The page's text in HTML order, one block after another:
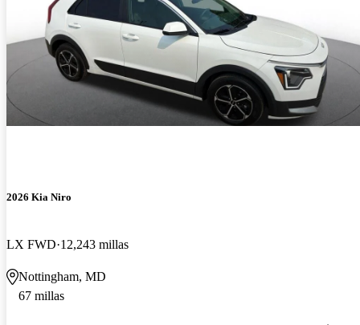
2026 Kia Niro
LX FWD 12,243 millas
Nottingham, MD
67 millas